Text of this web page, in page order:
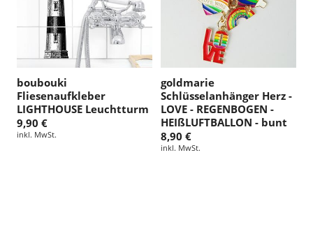
boubouki
Fliesenaufkleber
LIGHTHOUSE Leuchtturm
9,90 €
inkl. MwSt.
goldmarie
Schlüsselanhänger Herz -
LOVE - REGENBOGEN -
HEIßLUFTBALLON - bunt
8,90 €
inkl. MwSt.